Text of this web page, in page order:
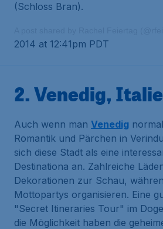
(Schloss Bran).
2014 at 12:41pm PDT
2. Venedig,
Auch wenn man Venedig
Romantik und Pärchen in
sich diese Stadt als eine
Destinationa an. Zahlreiche
Dekorationen zur Schau,
Mottopartys organisieren. Eine
"Secret Itineraries Tour" im
die Möglichkeit haben die